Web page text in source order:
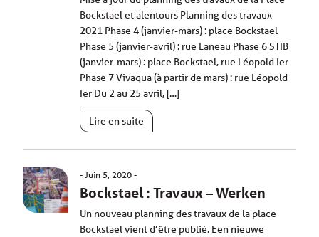
Bockstael et alentours Planning des travaux
2021 Phase 4 (janvier-mars) : place Bockstael
Phase 5 (janvier-avril) : rue Laneau Phase 6 STIB
(janvier-mars) : place Bockstael, rue Léopold Ier
Phase 7 Vivaqua (à partir de mars) : rue Léopold
Ier Du 2 au 25 avril, […]
Lire en suite
Juin 5, 2020
Bockstael : Travaux – Werken
Un nouveau planning des travaux de la place
Bockstael vient d’être publié. Een nieuwe